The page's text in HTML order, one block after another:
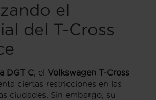
el
del T-Cross
DGT C , el Volkswagen T-Cross
ciertas restricciones en las
ciudades. Sin embargo, su